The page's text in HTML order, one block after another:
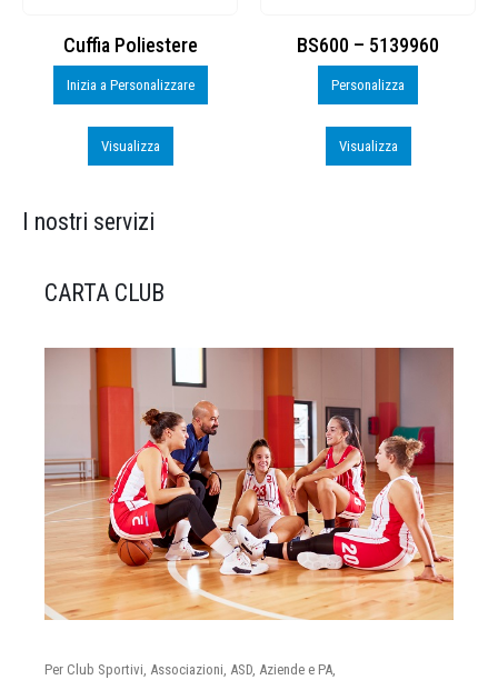
Cuffia Poliestere
Inizia a Personalizzare
Visualizza
BS600 – 5139960
Personalizza
Visualizza
I nostri servizi
CARTA CLUB
Per Club Sportivi, Associazioni, ASD, Aziende e PA,